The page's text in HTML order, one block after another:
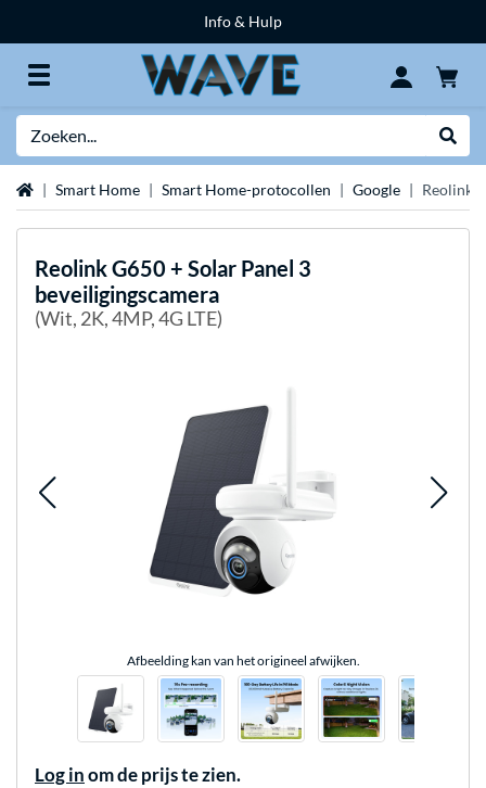
Info & Hulp
HomeSmart Home Smart Home-protocollen Google Reolink
ReolinkG650 + Solar Panel 3
beveiligingscamera
(Wit, 2K, 4MP, 4G LTE)
Afbeelding kan van het origineel afwijken.
Log in om de prijs te zien.